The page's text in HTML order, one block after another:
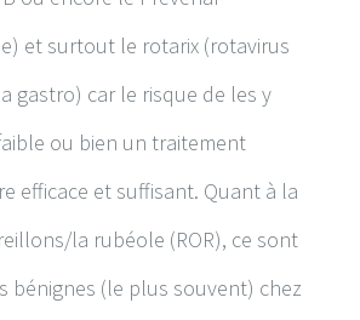
et surtout le rotarix (rotavirus
gastro) car le risque de les y
ou bien un traitement
efficace et suffisant. Quant à la
la rubéole (ROR), ce sont
bénignes (le plus souvent) chez